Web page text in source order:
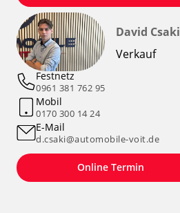
David Csaki
Verkauf
Festnetz
0961 381 762 95
Mobil
0170 300 14 24
E-Mail
d.csaki@automobile-voit.de
Online Termin